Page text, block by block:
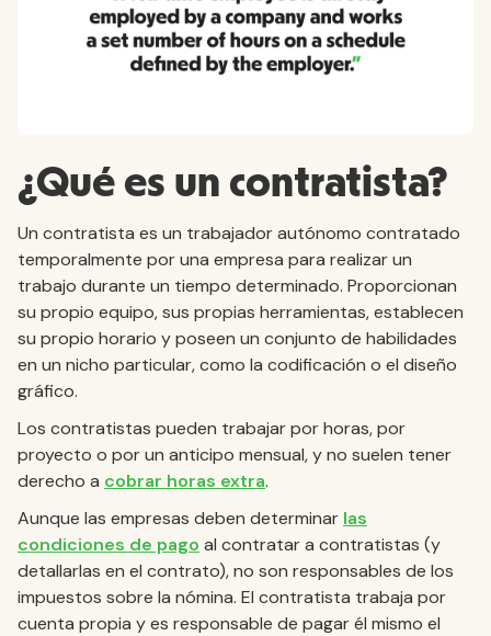
¿Qué es un contratista?
Un contratista es un trabajador autónomo contratado
temporalmente por una empresa para realizar un
trabajo durante un tiempo determinado. Proporcionan
su propio equipo, sus propias herramientas, establecen
su propio horario y poseen un conjunto de habilidades
en un nicho particular, como la codificación o el diseño
gráfico.
Los contratistas pueden trabajar por horas, por
proyecto o por un anticipo mensual, y no suelen tener
derecho a cobrar horas extra.
Aunque las empresas deben determinar las
condiciones de pago al contratar a contratistas (y
detallarlas en el contrato), no son responsables de los
impuestos sobre la nómina. El contratista trabaja por
cuenta propia y es responsable de pagar él mismo el